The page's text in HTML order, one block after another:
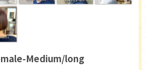
Medium/long